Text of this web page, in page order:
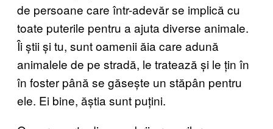
de persoane care într-adevăr se implică cu
toate puterile pentru a ajuta diverse animale.
Îi știi și tu, sunt oamenii ăia care adună
animalele de pe stradă, le tratează și le țin în
în foster până se găsește un stăpân pentru
ele. Ei bine, ăștia sunt puțini.